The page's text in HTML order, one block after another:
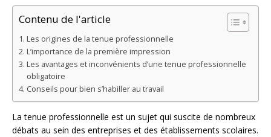
Contenu de l'article
Les origines de la tenue professionnelle
L’importance de la première impression
Les avantages et inconvénients d’une tenue professionnelle
obligatoire
Conseils pour bien s’habiller au travail
La tenue professionnelle est un sujet qui suscite de nombreux
débats au sein des entreprises et des établissements scolaires.